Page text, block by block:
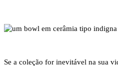
Se a coleção for inevitável na sua